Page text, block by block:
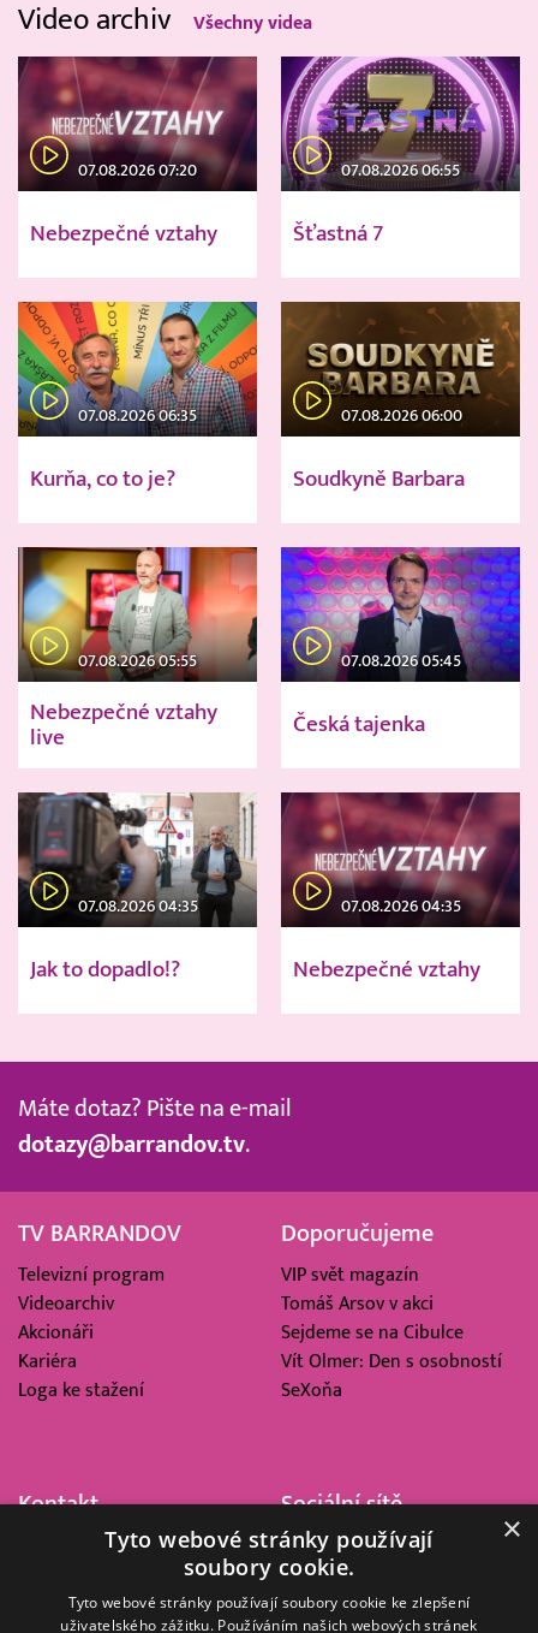
Video archiv Všechny videa
07.08.2026 07:20
Nebezpečné vztahy
07.08.2026 06:55
Šťastná 7
07.08.2026 06:35
Kurňa, co to je?
07.08.2026 06:00
Soudkyně Barbara
07.08.2026 05:55
Nebezpečné vztahy
live
07.08.2026 05:45
Česká tajenka
07.08.2026 04:35
Jak to dopadlo!?
07.08.2026 04:35
Nebezpečné vztahy
Máte dotaz? Pište na e-mail
dotazy@barrandov.tv.
TV BARRANDOV
Televizní program
Videoarchiv
Akcionáři
Kariéra
Loga ke stažení
Doporučujeme
VIP svět magazín
Tomáš Arsov v akci
Sejdeme se na Cibulce
Vít Olmer: Den s osobností
SeXoňa
Kontakt
Barrandov Televizní Studio,
Kříženeckého nám. 322
Sociální sítě
×
Tyto webové stránky používají
soubory cookie.
Tyto webové stránky používají soubory cookie ke zlepšení
uživatelského zážitku. Používáním našich webových stránek